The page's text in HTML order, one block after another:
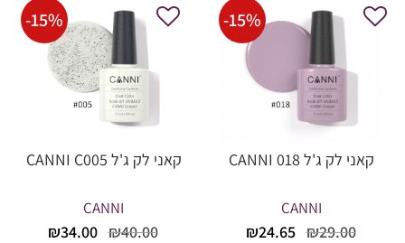
-15%
קאני לק ג'ל CANNI 018
CANNI
₪29.00
המחיר₪24.65
-15%
קאני לק ג'ל CANNI C005
CANNI
₪40.00
המחיר₪34.00